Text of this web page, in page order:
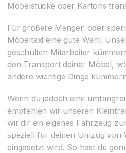
Möbelstücke oder Kartons
Für größere Mengen oder
Möbeltaxi eine gute Wahl.
geschulten Mitarbeiter
den Transport deiner Möbel,
andere wichtige Dinge
Wenn du jedoch eine
empfehlen wir unseren
wir dir ein eigenes Fahrzeug
speziell für deinen Umzug von
eingesetzt wird. So hast du